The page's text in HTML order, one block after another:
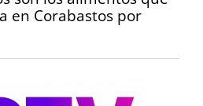
en Corabastos por